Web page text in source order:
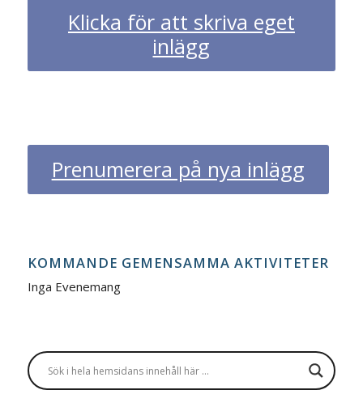
Klicka för att skriva eget
inlägg
Prenumerera på nya inlägg
KOMMANDE GEMENSAMMA AKTIVITETER
Inga Evenemang